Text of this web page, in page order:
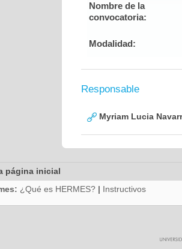
Nombre de la
convocatoria:
Modalidad:
Responsable
Myriam Lucia
página inicial
¿Qué es HERMES? | Instructivos